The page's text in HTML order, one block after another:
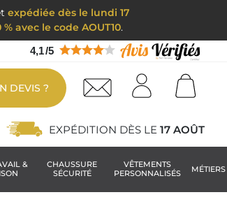
expédiée dès le lundi 17
% avec le code AOUT10.
4,1/5
DEVIS ?
EXPÉDITION DÈS LE 17 AOÛT
&
CHAUSSURE
SÉCURITÉ
VÊTEMENTS
PERSONNALISÉS
MÉTIERS